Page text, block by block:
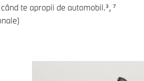
te apropii de automobil.³, ⁷